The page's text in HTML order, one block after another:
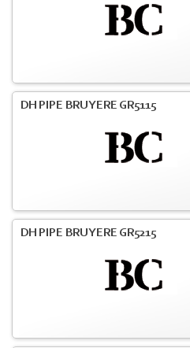
DH PIPE BRUYERE GR5115
DH PIPE BRUYERE GR5215